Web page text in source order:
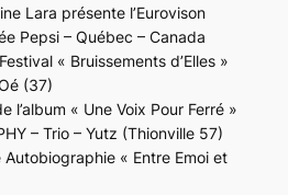
Lara présente l’Eurovison
Pepsi – Québec – Canada
« Bruissements d’Elles »
(37)
l’album « Une Voix Pour Ferré »
– Trio – Yutz (Thionville 57)
« Entre Emoi et